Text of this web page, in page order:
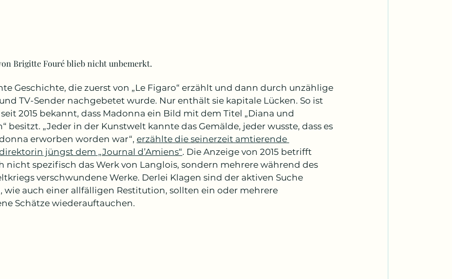
Brigitte Fouré blieb nicht unbemerkt.
Geschichte, die zuerst von „Le Figaro“ erzählt und dann durch unzählige
TV-Sender nachgebetet wurde. Nur enthält sie kapitale Lücken. So ist
2015 bekannt, dass Madonna ein Bild mit dem Titel „Diana und
besitzt. „Jeder in der Kunstwelt kannte das Gemälde, jeder wusste, dass es
erworben worden war“, erzählte die seinerzeit amtierende
jüngst dem „Journal d’Amiens“. Die Anzeige von 2015 betrifft
nicht spezifisch das Werk von Langlois, sondern mehrere während des
verschwundene Werke. Derlei Klagen sind der aktiven Suche
wie auch einer allfälligen Restitution, sollten ein oder mehrere
Schätze wiederauftauchen.